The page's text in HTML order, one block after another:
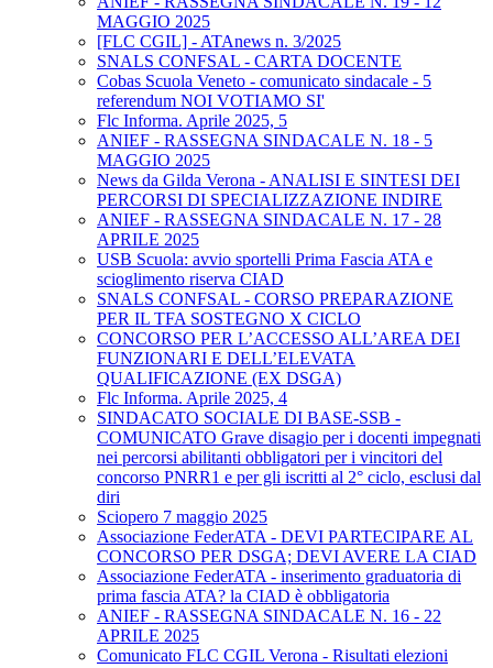
MAGGIO 2025
[FLC CGIL] - ATAnews n. 3/2025
SNALS CONFSAL - CARTA DOCENTE
Cobas Scuola Veneto - comunicato sindacale - 5
referendum NOI VOTIAMO SI'
Flc Informa. Aprile 2025, 5
ANIEF - RASSEGNA SINDACALE N. 18 - 5
MAGGIO 2025
News da Gilda Verona - ANALISI E SINTESI DEI
PERCORSI DI SPECIALIZZAZIONE INDIRE
ANIEF - RASSEGNA SINDACALE N. 17 - 28
APRILE 2025
USB Scuola: avvio sportelli Prima Fascia ATA e
scioglimento riserva CIAD
SNALS CONFSAL - CORSO PREPARAZIONE
PER IL TFA SOSTEGNO X CICLO
CONCORSO PER L’ACCESSO ALL’AREA DEI
FUNZIONARI E DELL’ELEVATA
QUALIFICAZIONE (EX DSGA)
Flc Informa. Aprile 2025, 4
SINDACATO SOCIALE DI BASE-SSB -
COMUNICATO Grave disagio per i docenti impegnati
nei percorsi abilitanti obbligatori per i vincitori del
concorso PNRR1 e per gli iscritti al 2° ciclo, esclusi dal
diri
Sciopero 7 maggio 2025
Associazione FederATA - DEVI PARTECIPARE AL
CONCORSO PER DSGA; DEVI AVERE LA CIAD
Associazione FederATA - inserimento graduatoria di
prima fascia ATA? la CIAD è obbligatoria
ANIEF - RASSEGNA SINDACALE N. 16 - 22
APRILE 2025
Comunicato FLC CGIL Verona - Risultati elezioni